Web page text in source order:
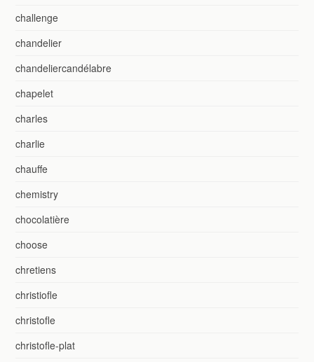
challenge
chandelier
chandeliercandélabre
chapelet
charles
charlie
chauffe
chemistry
chocolatière
choose
chretiens
christiofle
christofle
christofle-plat